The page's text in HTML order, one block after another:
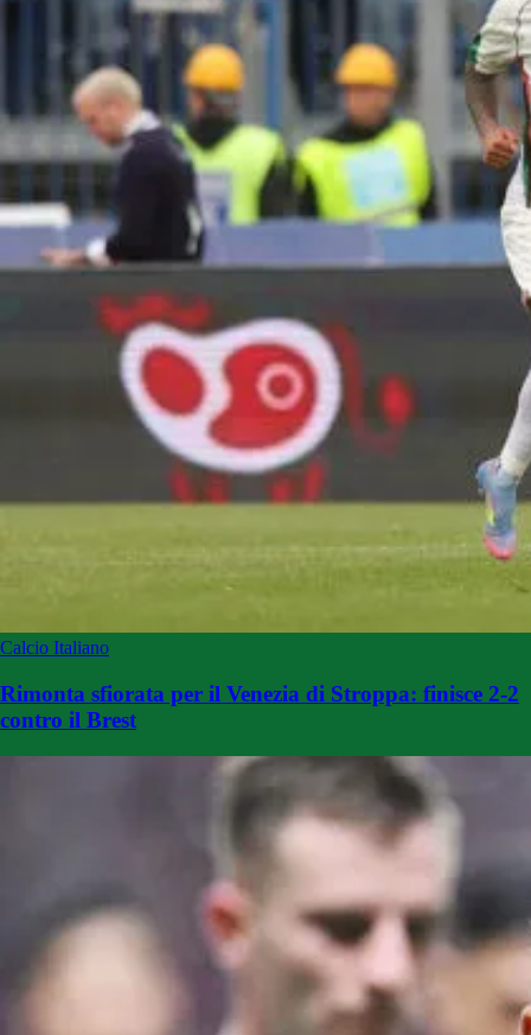
Calcio Italiano
Rimonta sfiorata per il Venezia di Stroppa: finisce 2-2
contro il Brest